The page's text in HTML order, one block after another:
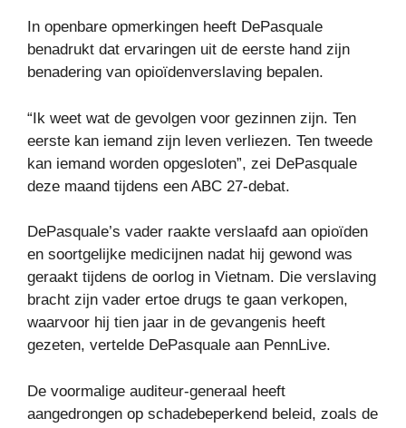
In openbare opmerkingen heeft DePasquale
benadrukt dat ervaringen uit de eerste hand zijn
benadering van opioïdenverslaving bepalen.
“Ik weet wat de gevolgen voor gezinnen zijn. Ten
eerste kan iemand zijn leven verliezen. Ten tweede
kan iemand worden opgesloten”, zei DePasquale
deze maand tijdens een ABC 27-debat.
DePasquale’s vader raakte verslaafd aan opioïden
en soortgelijke medicijnen nadat hij gewond was
geraakt tijdens de oorlog in Vietnam. Die verslaving
bracht zijn vader ertoe drugs te gaan verkopen,
waarvoor hij tien jaar in de gevangenis heeft
gezeten, vertelde DePasquale aan PennLive.
De voormalige auditeur-generaal heeft
aangedrongen op schadebeperkend beleid, zoals de